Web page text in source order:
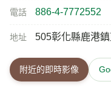
電話 886-4-7772552
地址 505彰化縣鹿港
附近的即時影像